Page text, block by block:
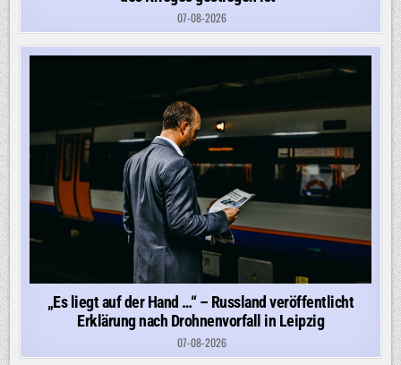
07-08-2026
„Es liegt auf der Hand …“ – Russland veröffentlicht
Erklärung nach Drohnenvorfall in Leipzig
07-08-2026